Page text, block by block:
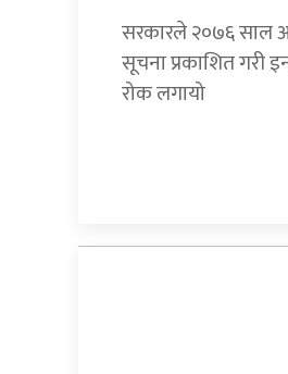
सरकारले २०७६ साल
सूचना प्रकाशित गरी
रोक लगायो